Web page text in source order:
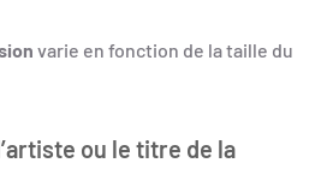
varie en fonction de la taille du
ou le titre de la